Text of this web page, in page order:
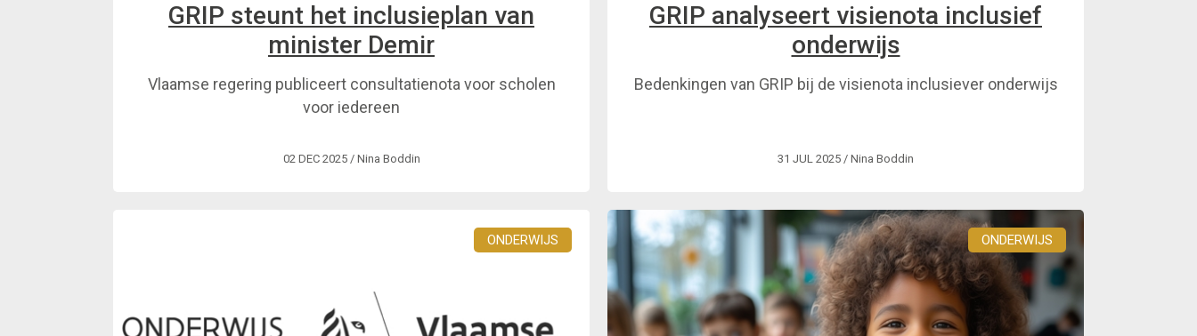
GRIP steunt het inclusieplan van
minister Demir
Vlaamse regering publiceert consultatienota voor scholen
voor iedereen
02 DEC 2025/ Nina Boddin
GRIP analyseert visienota inclusief
onderwijs
Bedenkingen van GRIP bij de visienota inclusiever onderwijs
31 JUL 2025 / Nina Boddin
ONDERWIJS ONDERWIJS